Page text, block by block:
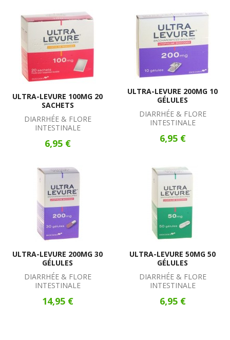
ULTRA-LEVURE 100MG 20
SACHETS
DIARRHÉE & FLORE
INTESTINALE
6,95 €
ULTRA-LEVURE 200MG 10
GÉLULES
DIARRHÉE & FLORE
INTESTINALE
6,95 €
ULTRA-LEVURE 200MG 30
GÉLULES
DIARRHÉE & FLORE
INTESTINALE
14,95 €
ULTRA-LEVURE 50MG 50
GÉLULES
DIARRHÉE & FLORE
INTESTINALE
6,95 €